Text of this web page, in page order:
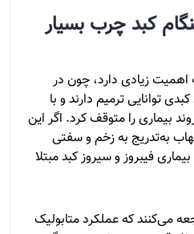
کبد چرب بسیار
زیادی دارد، چون در
توانایی ترمیم دارند و با
بیماری را متوقف کرد. اگر این
به‌تدریج به زخم و سفتی
فیبروز و سیروز کبد مبتلا
می‌کنند که عملکرد متابولیک